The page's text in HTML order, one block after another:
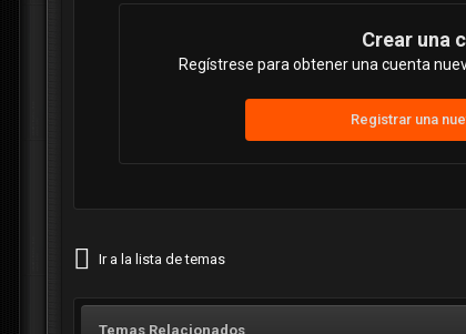
Crear una
Regístrese para obtener una cuenta
Registrar una
Ir a la lista de temas
Temas Relacionados